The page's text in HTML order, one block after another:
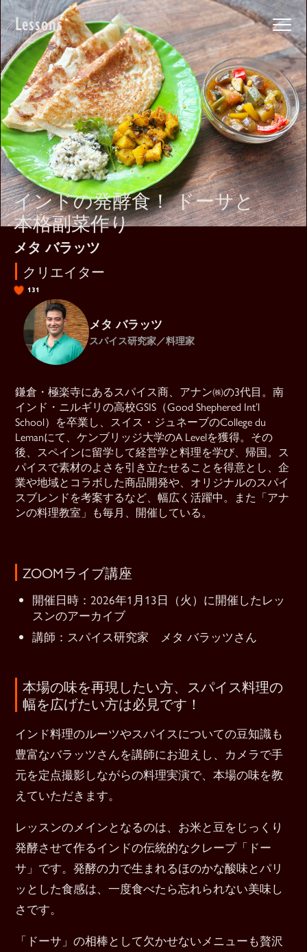
Lessons
インドの発酵食！ ドーサと
本格副菜作り
メタ バラッツ
131
クリエイター
メタ バラッツ
スパイス研究家／料理家
鎌倉・極楽寺にあるスパイス商、アナン㈱の3代目。南
インド・ニルギリの高校GSIS（Good Shephered Int’l
School）を卒業し、スイス・ジュネーブのCollege du
Lemanにて、ケンブリッジ大学のA Levelを獲得。その
後、スペインに留学して経営学と料理を学び、帰国。ス
パイスで素材のよさを引き立たせることを得意とし、企
業や地域とコラボした商品開発や、オリジナルのスパイ
スブレンドを考案するなど、幅広く活躍中。また「アナ
ンの料理教室」も毎月、開催している。
ZOOMライブ講座
開催日時：2026年1月13日（火）に開催したレッ
スンのアーカイブ
講師：スパイス研究家 メタ バラッツさん
本場の味を再現したい方、スパイス料理の
幅を広げたい方は必見です！
インド料理のルーツやスパイスについての豆知識も
豊富なバラッツさんを講師にお迎えし、カメラで手
元を定点撮影しながらの料理実演で、本場の味を教
えていただきます。
レッスンのメインとなるのは、お米と豆をじっくり
発酵させて作るインドの伝統的なクレープ「ドー
サ」です。発酵の力で生まれるほのかな酸味とパリ
ッとした食感は、一度食べたら忘れられない美味し
さです。
「ドーサ」の相棒として欠かせないメニューも贅沢